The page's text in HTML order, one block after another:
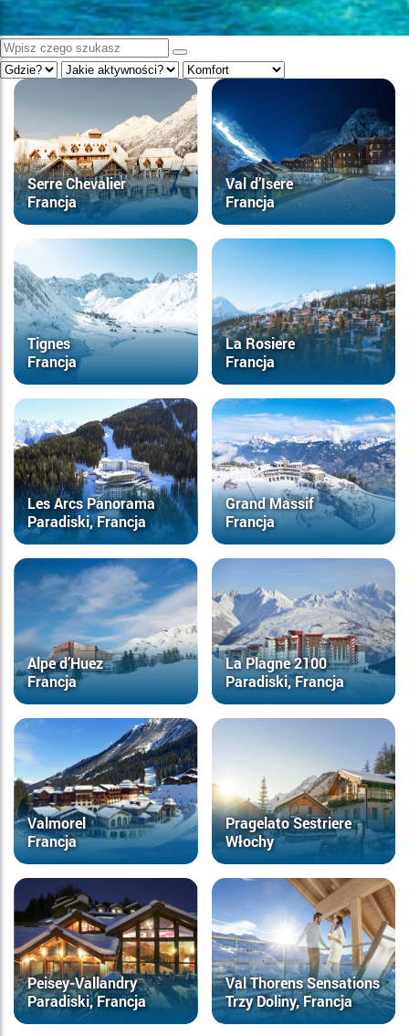
Serre Chevalier
Francja
Val d’Isere
Francja
Tignes
Francja
La Rosiere
Francja
Les Arcs Panorama
Paradiski, Francja
Grand Massif
Francja
Alpe d’Huez
Francja
La Plagne 2100
Paradiski, Francja
Valmorel
Francja
Pragelato Sestriere
Włochy
Peisey-Vallandry
Paradiski, Francja
Val Thorens Sensations
Trzy Doliny, Francja